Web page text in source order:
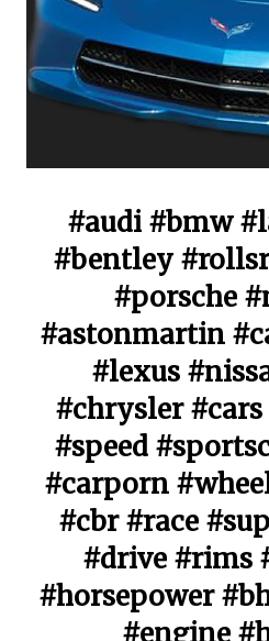
#audi #bmw
#bentley
#porsche
#astonmartin
#lexus
#chrysler
#speed
#carporn
#cbr #race
#drive #rims
#horsepower
#engine